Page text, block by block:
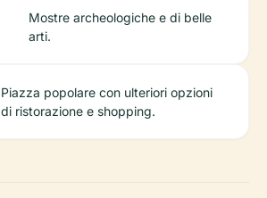
Mostre archeologiche e di belle
arti.
Piazza popolare con ulteriori opzioni
di ristorazione e shopping.